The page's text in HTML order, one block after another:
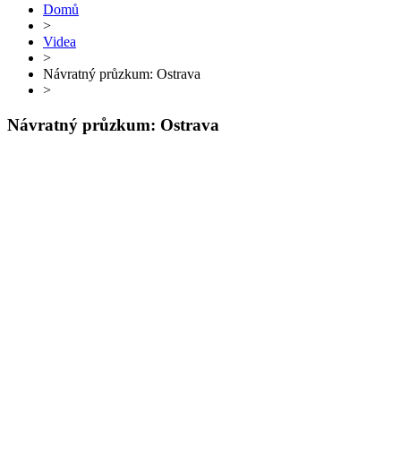
Domů
>
Videa
>
Návratný průzkum: Ostrava
>
Návratný průzkum: Ostrava